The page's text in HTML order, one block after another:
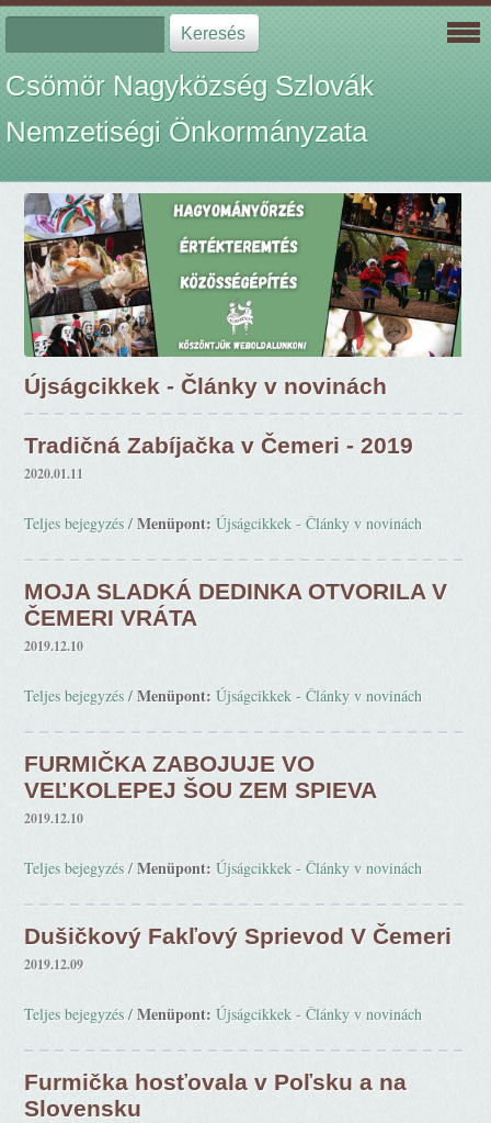
Csömör Nagyközség Szlovák
Nemzetiségi Önkormányzata
Újságcikkek - Články v novinách
Tradičná Zabíjačka v Čemeri - 2019
2020.01.11
Teljes bejegyzés /Menüpont: Újságcikkek - Články v novinách
MOJA SLADKÁ DEDINKA OTVORILA V
ČEMERI VRÁTA
2019.12.10
Teljes bejegyzés /Menüpont: Újságcikkek - Články v novinách
FURMIČKA ZABOJUJE VO
VEĽKOLEPEJ ŠOU ZEM SPIEVA
2019.12.10
Teljes bejegyzés /Menüpont: Újságcikkek - Články v novinách
Dušičkový Fakľový Sprievod V Čemeri
2019.12.09
Teljes bejegyzés /Menüpont: Újságcikkek - Články v novinách
Furmička hosťovala v Poľsku a na
Slovensku